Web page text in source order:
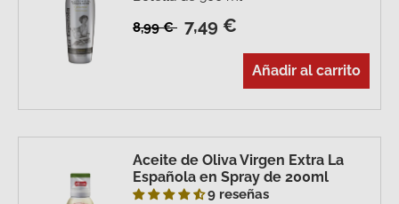
8,99 € 7,49 €
Añadir al carrito
Aceite de Oliva Virgen Extra La
Española en Spray de 200ml
9 reseñas